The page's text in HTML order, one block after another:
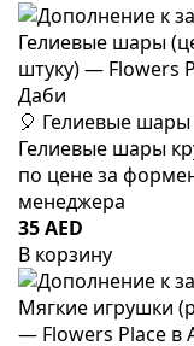
🎈 Гелиевые
Гелиевые шары
по цене за
менеджера
35 AED
В корзину